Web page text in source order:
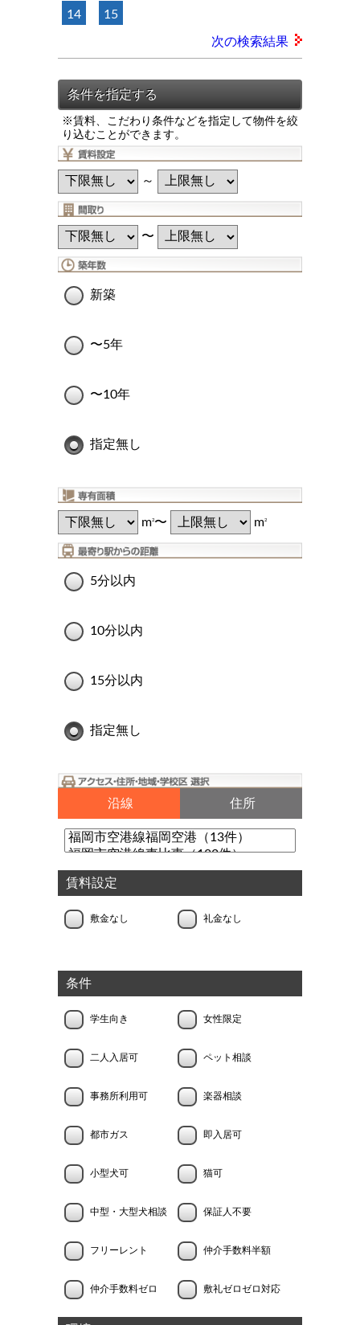
14 15
次の検索結果
※賃料、こだわり条件などを指定して物件を絞
り込むことができます。
～
〜
新築
〜5年
〜10年
指定無し
m2〜 m2
5分以内
10分以内
15分以内
指定無し
沿線 住所
賃料設定
敷金なし 礼金なし
条件
学生向き 女性限定
二人入居可 ペット相談
事務所利用可 楽器相談
都市ガス 即入居可
小型犬可 猫可
中型・大型犬相談 保証人不要
フリーレント 仲介手数料半額
仲介手数料ゼロ 敷礼ゼロゼロ対応